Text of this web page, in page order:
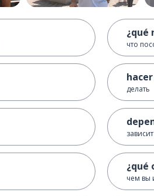
¿qué
что
hacer
делать
зависит
¿qué
чем вы